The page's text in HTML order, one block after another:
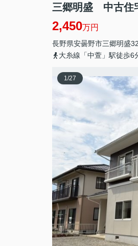
三郷明盛 中古住
2,450万円
長野県安曇野市三郷明盛
大糸線「中萱」駅徒歩6
1/27